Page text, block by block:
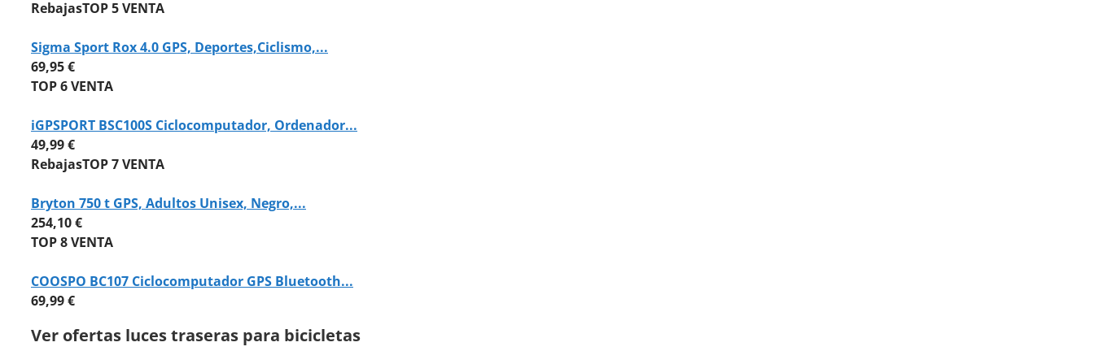
RebajasTOP 5 VENTA
Sigma Sport Rox 4.0 GPS, Deportes,Ciclismo,...
69,95 €
TOP 6 VENTA
iGPSPORT BSC100S Ciclocomputador, Ordenador...
49,99 €
RebajasTOP 7 VENTA
Bryton 750 t GPS, Adultos Unisex, Negro,...
254,10 €
TOP 8 VENTA
COOSPO BC107 Ciclocomputador GPS Bluetooth...
69,99 €
Ver ofertas luces traseras para bicicletas